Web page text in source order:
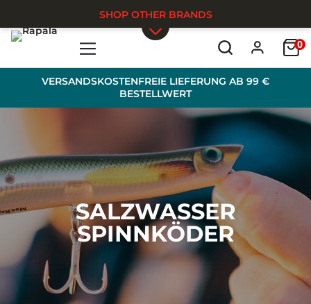
VERSANDSKOSTENFREIE LIEFERUNG AB 99 €
BESTELLWERT
0
SHOP OTHER BRANDS
SALZWASSER
SPINNKÖDER